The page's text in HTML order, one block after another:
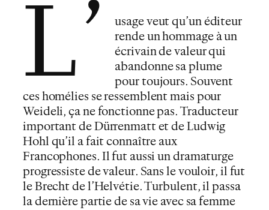
L’
usage veut qu’un éditeur
rende un hommage à un
écrivain de valeur qui
abandonne sa plume
pour toujours. Souvent
ces homélies se ressemblent mais pour
Weideli, ça ne fonctionne pas. Traducteur
important de Dürrenmatt et de Ludwig
Hohl qu’il a fait connaître aux
Francophones. Il fut aussi un dramaturge
progressiste de valeur. Sans le vouloir, il fut
le Brecht de l’Helvétie. Turbulent, il passa
la dernière partie de sa vie avec sa femme